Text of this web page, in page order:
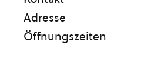
Adresse
Öffnungszeiten